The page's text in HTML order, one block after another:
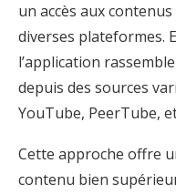
un accès aux
diverses plateformes.
l’application
depuis des sources
YouTube, PeerTube,
Cette approche offre
contenu bien